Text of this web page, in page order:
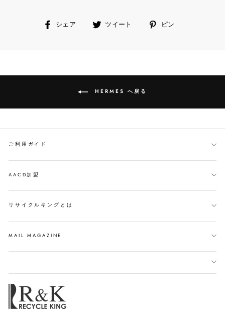
シェア
facebook
る
ツイート ピン
HERMES へ戻る
ご利用ガイド
AACD加盟
リサイクルキングとは
MAIL MAGAZINE